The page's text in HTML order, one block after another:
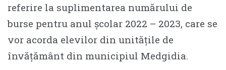
referire la suplimentarea numărului de
burse pentru anul școlar 2022 – 2023, care se
vor acorda elevilor din unitățile de
învățământ din municipiul Medgidia.